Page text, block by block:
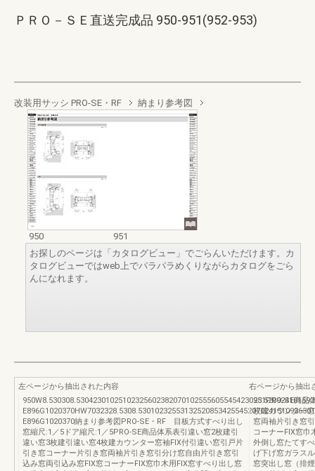
ＰＲＯ－ＳＥ直送完成品 950-951(952-953)
改装用サッシ PRO-SE・RF 納まり参考図
950
951
お探しのページは「カタログビュー」でごらんいただけます。カ
タログビューではweb上でパラパラめくりながらカタログをごら
んになれます。
左ページから抽出された内容
E896G1020370納まり参考図PRO-SE・RF 目板方式すべり出し
窓縮尺:1／5ドア縮尺:1／5PRO-SE商品体系表引違い窓2枚建引
違い窓3枚建引違い窓4枚建カウンター窓袖FIX付引違い窓引戸片
引き窓コーナー片引き窓両袖片引き窓引分け窓自由片引き窓引
込み窓両引込み窓FIX窓コーナーFIX窓巾木用FIX窓すべり出し窓
右ページから抽出
951PRO-SE商品
枚建カウンター
窓両袖片引き窓
コーナーFIX窓巾
外倒し窓たてす
げ下げ窓ガラス
窓突出し窓（排